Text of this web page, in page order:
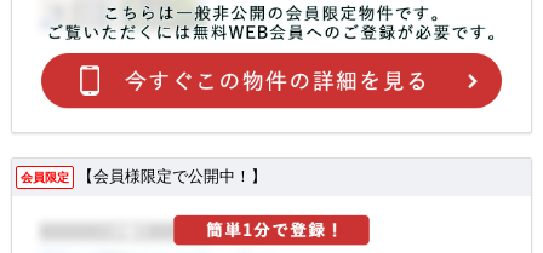
会員限定 【会員様限定で公開中！】